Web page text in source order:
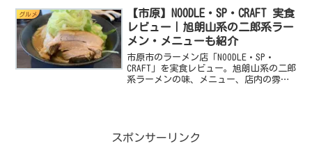
れちゃう素敵なお店なので是非最後まで
読んでね。基本データ...
グルメ
【市原】NOODLE・SP・CRAFT 実食
レビュー｜旭朗山系の二郎系ラー
メン・メニューも紹介
市原市のラーメン店「NOODLE・SP・
CRAFT」を実食レビュー。旭朗山系の二郎
系ラーメンの味、メニュー、店内の雰囲
スポンサーリンク